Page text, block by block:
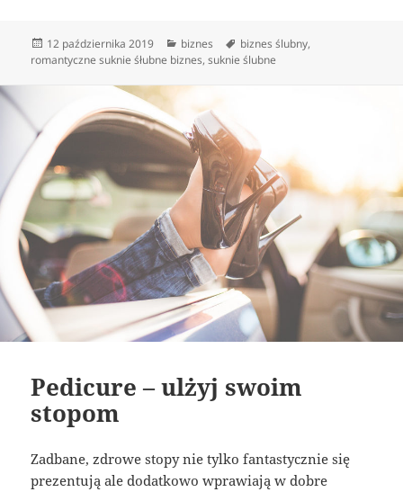
Data
publikacji
12 października 2019 Kategorie
biznes Tagi
biznes ślubny,
romantyczne suknie śłubne biznes,suknie ślubne
Pedicure – ulżyj swoim
stopom
Zadbane, zdrowe stopy nie tylko fantastycznie się
prezentują ale dodatkowo wprawiają w dobre